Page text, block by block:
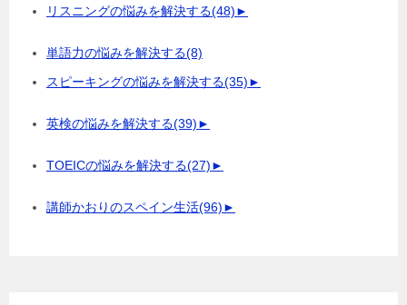
リスニングの悩みを解決する(48)►
単語力の悩みを解決する(8)
スピーキングの悩みを解決する(35)►
英検の悩みを解決する(39)►
TOEICの悩みを解決する(27)►
講師かおりのスペイン生活(96)►